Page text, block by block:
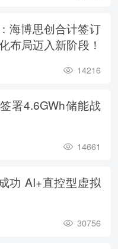
海博思创合计签订
布局迈入新阶段！
14216
署4.6GWh储能战
14661
功 AI+直控型虚拟
30756